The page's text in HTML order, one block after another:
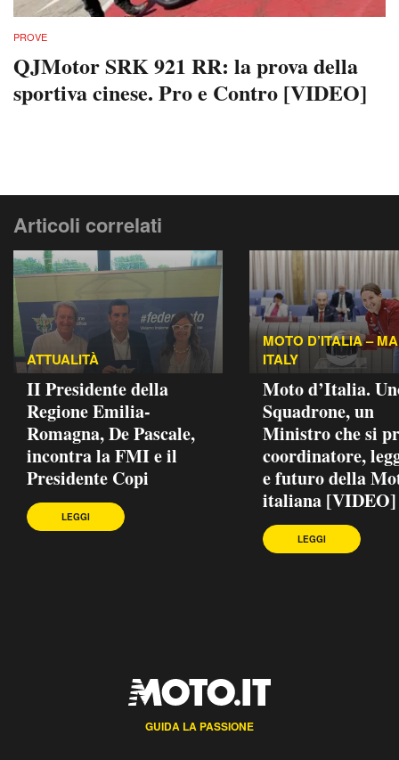
PROVE
QJMotor SRK 921 RR: la prova della
sportiva cinese. Pro e Contro [VIDEO]
Articoli correlati
ATTUALITÀ
II Presidente della
Regione Emilia-
Romagna, De Pascale,
incontra la FMI e il
Presidente Copi
LEGGI
MOTO D’ITALIA –
ITALY
Moto d’Italia.
Squadrone, un
Ministro che si
coordinatore,
e futuro della
italiana [VIDEO]
LEGGI
GUIDA LA PASSIONE